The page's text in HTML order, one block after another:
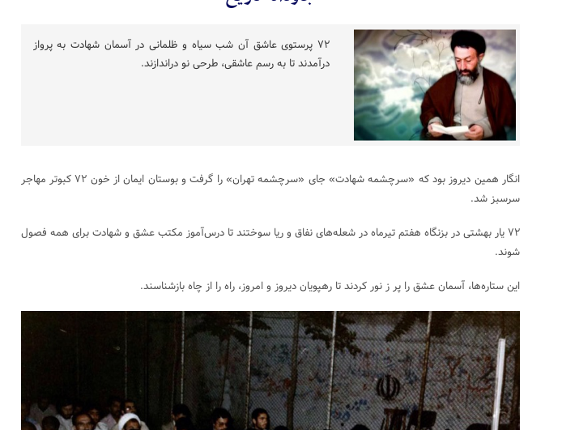
۷۲ پرستوی عاشق آن شب سیاه و ظلمانی در آسمان شهادت به پرواز
درآمدند تا به رسم عاشقی، طرحی نو دراندازند.
انگار همین دیروز بود که «سرچشمه شهادت» جای «سرچشمه تهران» را گرفت و بوستان ایمان از خون ۷۲ کبوتر مهاجر
سرسبز شد.
۷۲ یار بهشتی در بزنگاه هفتم تیرماه در شعله‌های نفاق و ریا سوختند تا درس‌آموز مکتب عشق و شهادت برای همه فصول
شوند.
این ستاره‌ها، آسمان عشق را پر ز نور کردند تا رهپویان دیروز و امروز، راه را از چاه بازشناسند.